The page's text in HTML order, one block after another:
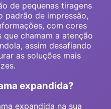
de pequenas tiragens
padrão de impressão,
com cores
chamam a atenção
assim desafiando
as soluções mais
expandida?
expandida na sua